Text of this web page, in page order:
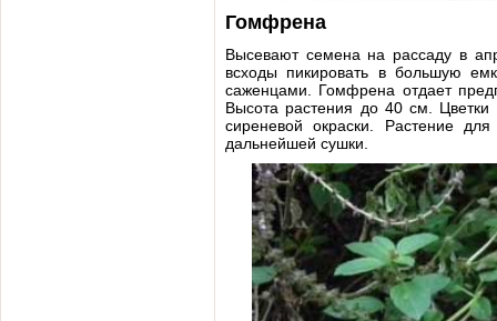
Гомфрена
Высевают семена на рассаду в
всходы пикировать в большую
саженцами. Гомфрена отдает
Высота растения до 40 см.
сиреневой окраски. Растение
дальнейшей сушки.